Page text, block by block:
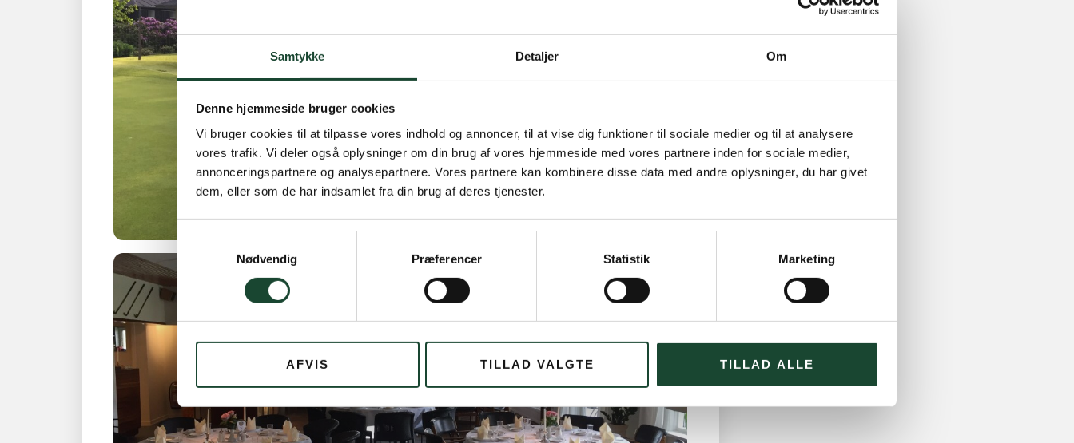
Samtykke Detaljer Om
Denne hjemmeside bruger cookies
Vi bruger cookies til at tilpasse vores indhold og annoncer, til at vise dig funktioner til sociale medier og til at analysere
vores trafik. Vi deler også oplysninger om din brug af vores hjemmeside med vores partnere inden for sociale medier,
annonceringspartnere og analysepartnere. Vores partnere kan kombinere disse data med andre oplysninger, du har givet
dem, eller som de har indsamlet fra din brug af deres tjenester.
Samtykkevalg
Nødvendig
Præferencer Statistik Marketing
AFVIS TILLAD VALGTE TILLAD ALLE